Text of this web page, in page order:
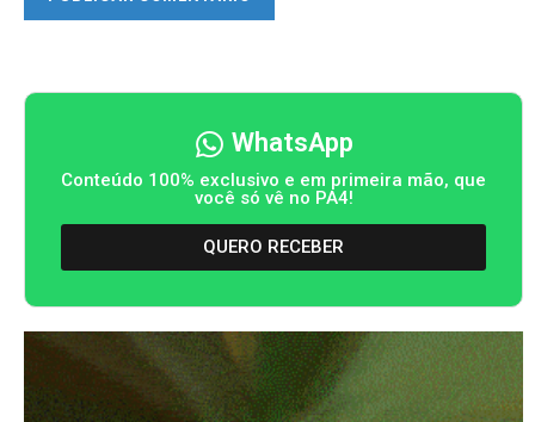
WhatsApp
Conteúdo 100% exclusivo e em primeira mão, que
você só vê no PA4!
QUERO RECEBER